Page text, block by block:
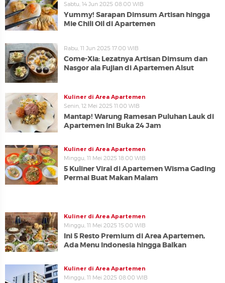
Sabtu, 14 Jun 2025 08:00 WIB
Yummy! Sarapan Dimsum Artisan hingga
Mie Chili Oil di Apartemen
Rabu, 11 Jun 2025 17:00 WIB
Come-Xia: Lezatnya Artisan Dimsum dan
Nasgor ala Fujian di Apartemen Alsut
Kuliner di Area Apartemen
Senin, 12 Mei 2025 11:00 WIB
Mantap! Warung Ramesan Puluhan Lauk di
Apartemen Ini Buka 24 Jam
Kuliner di Area Apartemen
Minggu, 11 Mei 2025 18:00 WIB
5 Kuliner Viral di Apartemen Wisma Gading
Permai Buat Makan Malam
Kuliner di Area Apartemen
Minggu, 11 Mei 2025 15:00 WIB
Ini 5 Resto Premium di Area Apartemen,
Ada Menu Indonesia hingga Balkan
Kuliner di Area Apartemen
Minggu, 11 Mei 2025 08:00 WIB